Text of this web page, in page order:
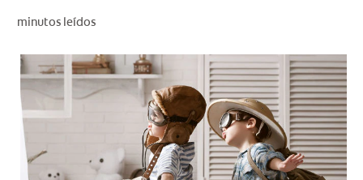
PARA PROFESIONALES
CUPONES
DONDE COMPRAR
minutos leídos